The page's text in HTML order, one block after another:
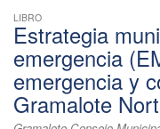
LIBRO
Estrategia
emergencia
emergencia y
Gramalote